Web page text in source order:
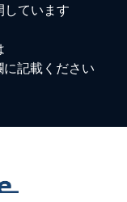
しています
記載ください